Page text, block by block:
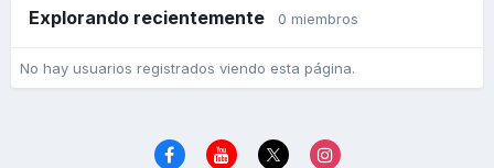
Explorando recientemente 0 miembros
No hay usuarios registrados viendo esta página.